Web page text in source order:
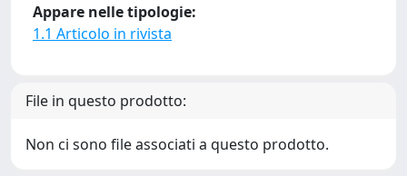
Appare nelle tipologie:
1.1 Articolo in rivista
File in questo prodotto:
Non ci sono file associati a questo prodotto.